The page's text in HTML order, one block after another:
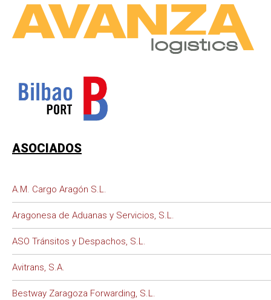
ASOCIADOS
A.M. Cargo Aragón S.L.
Aragonesa de Aduanas y Servicios, S.L.
ASO Tránsitos y Despachos, S.L.
Avitrans, S.A.
Bestway Zaragoza Forwarding, S.L.